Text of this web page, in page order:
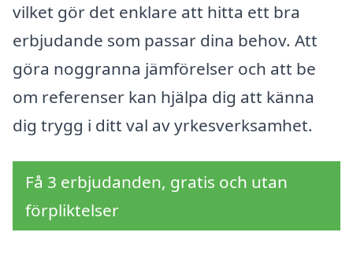
vilket gör det enklare att hitta ett bra
erbjudande som passar dina behov. Att
göra noggranna jämförelser och att be
om referenser kan hjälpa dig att känna
dig trygg i ditt val av yrkesverksamhet.
Få 3 erbjudanden, gratis och utan
förpliktelser